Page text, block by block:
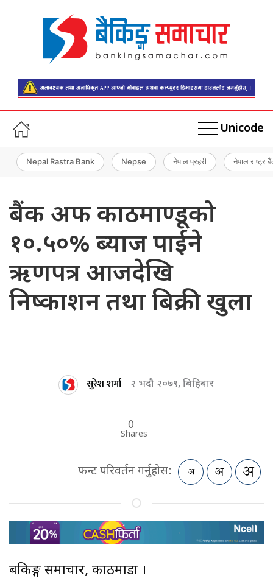
Unicode
Nepal Rastra Bank Nepse नेपाल प्रहरी नेपाल राष्ट्र
बैंक अफ काठमाण्डूको
१०.५०% ब्याज पाईने
ऋणपत्र आजदेखि
निष्काशन तथा बिक्री खुला
सुरेश शर्मा २ भदौ २०७९, बिहिबार
0
Shares
फन्ट परिवर्तन गर्नुहोस:
बैंकिङ्ग समाचार, काठमाडौं ।